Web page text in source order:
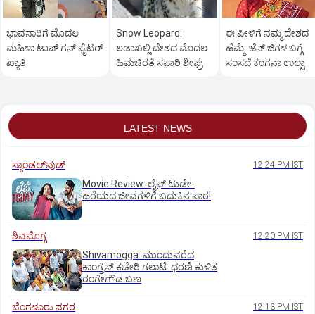
ಭಾವನಾರಿಗೆ ಮೊದಲ
ಮಹಿಳಾ ಟಾಪ್‌ ಗನ್‌ ಫೈಟರ್‌
ಖ್ಯಾತಿ
Snow Leopard:
ಲಡಾಖಲ್ಲಿ ದೇಶದ ಮೊದಲ
ಹಿಮಚಿರತೆ ಸಫಾರಿ ಶೀಘ್ರ
ಈ ಪೀಳಿಗೆ ನಮ್ಮ ದೇಶದ
ಹೆಮ್ಮೆ: ಜೆನ್‌ ಜಿಗಳ ಬಗ್ಗೆ
ಸಂಸದೆ ಕಂಗನಾ ಉಲ್ಟಾ
LATEST NEWS
ಸ್ಯಾಂಡಲ್‌ವುಡ್‌ 12:24 PM IST
Movie Review: ಲೈಫ್‌ ಟುಡೇ-
ಹರೆಯದ ಜೀವಗಳಿಗೆ ಬದುಕಿನ ಪಾಠ!
ಶಿವಮೊಗ್ಗ 12:20 PM IST
Shivamogga: ಮುಂದುವರೆದ
ಕಾಂಗ್ರೆಸ್ ಕಚೇರಿ ಗಲಾಟೆ: ಧರಣಿ ಕುಳಿತ
ರಂಗೇಗೌಡ ಬಣ
ಬೆಂಗಳೂರು ನಗರ 12:13 PM IST